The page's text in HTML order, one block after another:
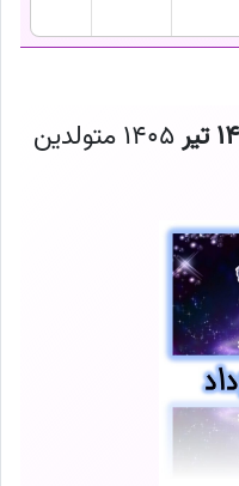
14 تیر
1405 متولدین